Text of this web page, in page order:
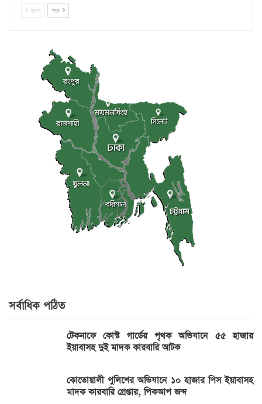
আগে পরে
সর্বাধিক পঠিত
টেকনাফে কোস্ট গার্ডের পৃথক অভিযানে ৫৫ হাজার
ইয়াবাসহ দুই মাদক কারবারি আটক
কোতোয়ালী পুলিশের অভিযানে ১০ হাজার পিস ইয়াবাসহ
মাদক কারবারি গ্রেপ্তার, পিকআপ জব্দ